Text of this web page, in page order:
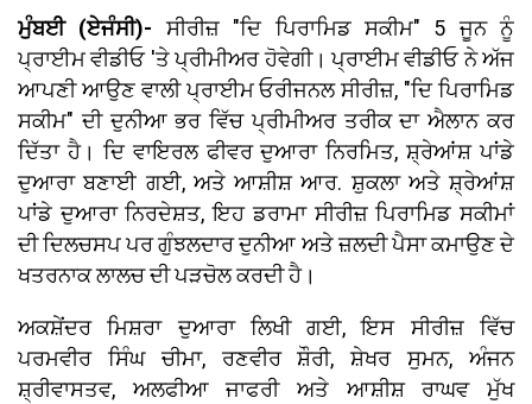
ਮੁੰਬਈ (ਏਜੰਸੀ)- ਸੀਰੀਜ਼ "ਦਿ ਪਿਰਾਮਿਡ ਸਕੀਮ" 5 ਜੂਨ ਨੂੰ
ਪ੍ਰਾਈਮ ਵੀਡੀਓ 'ਤੇ ਪ੍ਰੀਮੀਅਰ ਹੋਵੇਗੀ। ਪ੍ਰਾਈਮ ਵੀਡੀਓ ਨੇ ਅੱਜ
ਆਪਣੀ ਆਉਣ ਵਾਲੀ ਪ੍ਰਾਈਮ ਓਰੀਜਨਲ ਸੀਰੀਜ਼, "ਦਿ ਪਿਰਾਮਿਡ
ਸਕੀਮ" ਦੀ ਦੁਨੀਆ ਭਰ ਵਿੱਚ ਪ੍ਰੀਮੀਅਰ ਤਰੀਕ ਦਾ ਐਲਾਨ ਕਰ
ਦਿੱਤਾ ਹੈ। ਦਿ ਵਾਇਰਲ ਫੀਵਰ ਦੁਆਰਾ ਨਿਰਮਿਤ, ਸ਼੍ਰੇਆਂਸ਼ ਪਾਂਡੇ
ਦੁਆਰਾ ਬਣਾਈ ਗਈ, ਅਤੇ ਆਸ਼ੀਸ਼ ਆਰ. ਸ਼ੁਕਲਾ ਅਤੇ ਸ਼੍ਰੇਆਂਸ਼
ਪਾਂਡੇ ਦੁਆਰਾ ਨਿਰਦੇਸ਼ਤ, ਇਹ ਡਰਾਮਾ ਸੀਰੀਜ਼ ਪਿਰਾਮਿਡ ਸਕੀਮਾਂ
ਦੀ ਦਿਲਚਸਪ ਪਰ ਗੁੰਝਲਦਾਰ ਦੁਨੀਆ ਅਤੇ ਜ਼ਲਦੀ ਪੈਸਾ ਕਮਾਉਣ ਦੇ
ਖਤਰਨਾਕ ਲਾਲਚ ਦੀ ਪੜਚੋਲ ਕਰਦੀ ਹੈ।
ਅਕਸ਼ੇਂਦਰ ਮਿਸ਼ਰਾ ਦੁਆਰਾ ਲਿਖੀ ਗਈ, ਇਸ ਸੀਰੀਜ਼ ਵਿੱਚ
ਪਰਮਵੀਰ ਸਿੰਘ ਚੀਮਾ, ਰਣਵੀਰ ਸ਼ੌਰੀ, ਸ਼ੇਖਰ ਸੁਮਨ, ਅੰਜਨ
ਸ਼੍ਰੀਵਾਸਤਵ, ਅਲਫੀਆ ਜਾਫਰੀ ਅਤੇ ਆਸ਼ੀਸ਼ ਰਾਘਵ ਮੁੱਖ